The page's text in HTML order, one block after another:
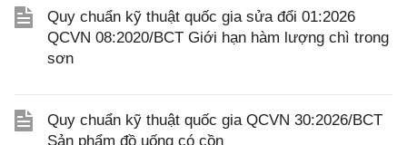
Quy chuẩn kỹ thuật quốc gia sửa đổi 01:2026
QCVN 08:2020/BCT Giới hạn hàm lượng chì trong
sơn
Quy chuẩn kỹ thuật quốc gia QCVN 30:2026/BCT
Sản phẩm đồ uống có cồn